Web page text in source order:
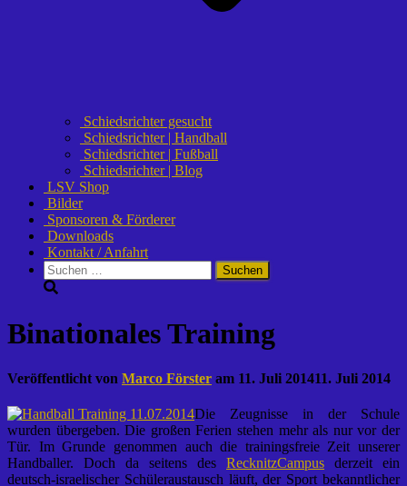
Schiedsrichter gesucht
Schiedsrichter | Handball
Schiedsrichter | Fußball
Schiedsrichter | Blog
LSV Shop
Bilder
Sponsoren & Förderer
Downloads
Kontakt / Anfahrt
Suchen
nach:
Binationales Training
Veröffentlicht von Marco Förster am 11. Juli 201411. Juli 2014
Die Zeugnisse in der Schule
wurden übergeben. Die großen Ferien stehen mehr als nur vor der
Tür. Im Grunde genommen auch die trainingsfreie Zeit unserer
Handballer. Doch da seitens des RecknitzCampus derzeit ein
deutsch-israelischer Schüleraustausch läuft, der Sport bekanntlicher